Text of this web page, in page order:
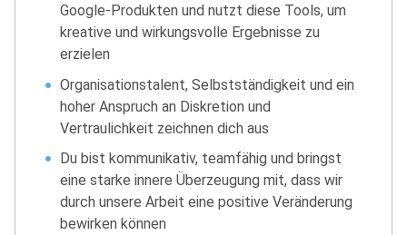
Google-Produkten und nutzt diese Tools, um
kreative und wirkungsvolle Ergebnisse zu
erzielen
Organisationstalent, Selbstständigkeit und ein
hoher Anspruch an Diskretion und
Vertraulichkeit zeichnen dich aus
Du bist kommunikativ, teamfähig und bringst
eine starke innere Überzeugung mit, dass wir
durch unsere Arbeit eine positive Veränderung
bewirken können